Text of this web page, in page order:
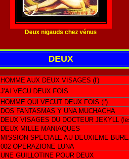
Deux nigauds chez vénus
DEUX
HOMME AUX DEUX VISAGES (l')
J'AI VECU DEUX FOIS
HOMME QUI VECUT DEUX FOIS (l')
DOS FANTASMAS Y UNA MUCHACHA
DEUX VISAGES DU DOCTEUR JEKYLL
DEUX MILLE MANIAQUES
MISSION SPECIALE AU DEUXIEME
002 OPERAZIONE LUNA
UNE GUILLOTINE POUR DEUX